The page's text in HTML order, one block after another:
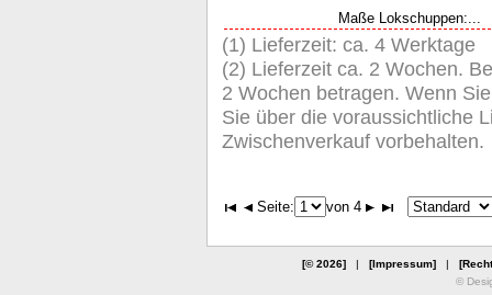
Maße Lokschuppen:...
(1) Lieferzeit: ca. 4 Werktage
(2) Lieferzeit ca. 2 Wochen.
2 Wochen betragen. Wenn
Sie über die voraussichtliche
Zwischenverkauf vorbehalten.
Seite: von 4
[© 2026]| [Impressum]|
©